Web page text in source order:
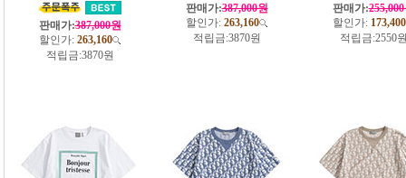
판매가:387,000원
할인가: 263,160
적립금:3870원
판매가:387,000원
할인가: 263,160
적립금:3870원
판매가:
할인가: 173,400
적립금:2550